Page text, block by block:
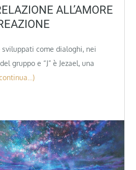
ALL’AMORE
come dialoghi, nei
gruppo e “J” è Jezael, una